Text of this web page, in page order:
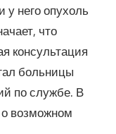
него опухоль
что
консультация
больницы
по службе. В
возможном